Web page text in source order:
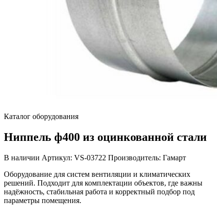
Каталог оборудования
Ниппель ф400 из оцинкованной стали
В наличии Артикул: VS-03722 Производитель: Гамарт
Оборудование для систем вентиляции и климатических
решений. Подходит для комплектации объектов, где важны
надёжность, стабильная работа и корректный подбор под
параметры помещения.